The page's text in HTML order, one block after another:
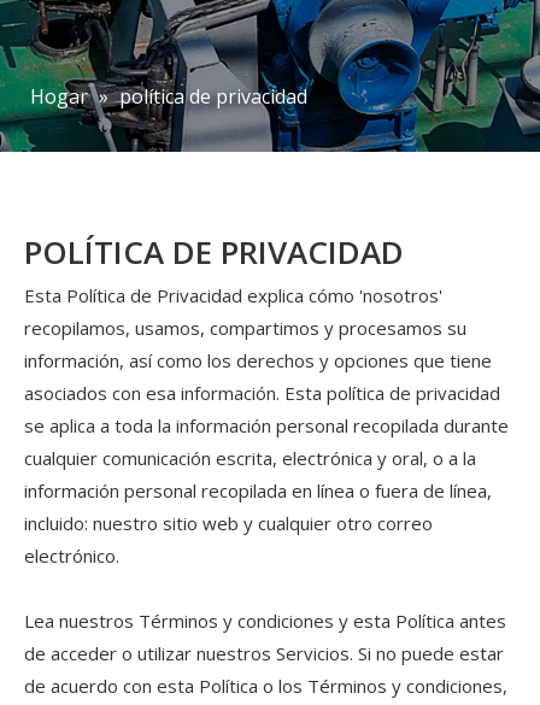
Hogar » política de privacidad
POLÍTICA DE PRIVACIDAD
Esta Política de Privacidad explica cómo 'nosotros'
recopilamos, usamos, compartimos y procesamos su
información, así como los derechos y opciones que tiene
asociados con esa información. Esta política de privacidad
se aplica a toda la información personal recopilada durante
cualquier comunicación escrita, electrónica y oral, o a la
información personal recopilada en línea o fuera de línea,
incluido: nuestro sitio web y cualquier otro correo
electrónico.
Lea nuestros Términos y condiciones y esta Política antes
de acceder o utilizar nuestros Servicios. Si no puede estar
de acuerdo con esta Política o los Términos y condiciones,